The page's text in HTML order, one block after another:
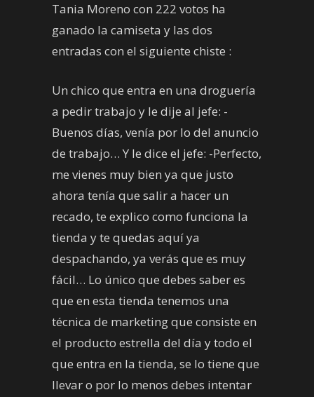
Tania Moreno con 222 votos ha
ganado la camiseta y las dos
entradas con el siguiente chiste :
Un chico que entra en una droguería
a pedir trabajo y le dije al jefe: -
Buenos días, venía por lo del anuncio
de trabajo… Y le dice el jefe: -Perfecto,
me vienes muy bien ya que justo
ahora tenía que salir a hacer un
recado, te explico como funciona la
tienda y te quedas aquí ya
despachando, ya verás que es muy
fácil… Lo único que debes saber es
que en esta tienda tenemos una
técnica de marketing que consiste en
el producto estrella del día y todo el
que entra en la tienda, se lo tiene que
llevar o por lo menos debes intentar